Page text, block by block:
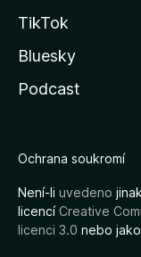
TikTok
Bluesky
Podcast
Ochrana soukromí
Není-li uvedeno
licencíCreative
licenci 3.0 nebo